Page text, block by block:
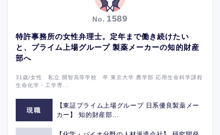
No. 1589
特許事務所の女性弁理士。定年まで働き続けたい
と、プライム上場グループ 製薬メーカーの知的財産
部へ
31歳/女性 私立 開智高等学校 卒 東京大学 農学部 応用生命科学課程
生命化学・工学専...
現職
【東証プライム上場グループ 日系優良製薬メー
カー】 知的財産部...